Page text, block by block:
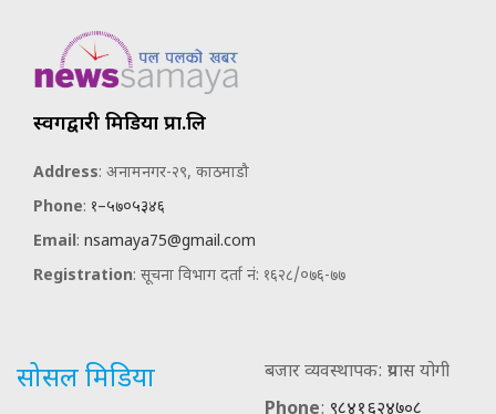
स्वर्गद्वारी मिडिया प्रा.लि
Address: अनामनगर-२९, काठमाडौ
Phone: १–५७०५३४६
Email: nsamaya75@gmail.com
Registration: सूचना विभाग दर्ता नं: १६२८/०७६-७७
सोसल मिडिया
बजार व्यवस्थापक: प्रयास योगी